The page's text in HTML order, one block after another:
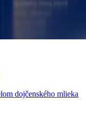
dojčenského mlieka